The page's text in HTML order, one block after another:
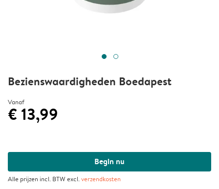
Bezienswaardigheden Boedapest
Vanaf
€ 13,99
Begin nu
Alle prijzen incl. BTW excl.verzendkosten